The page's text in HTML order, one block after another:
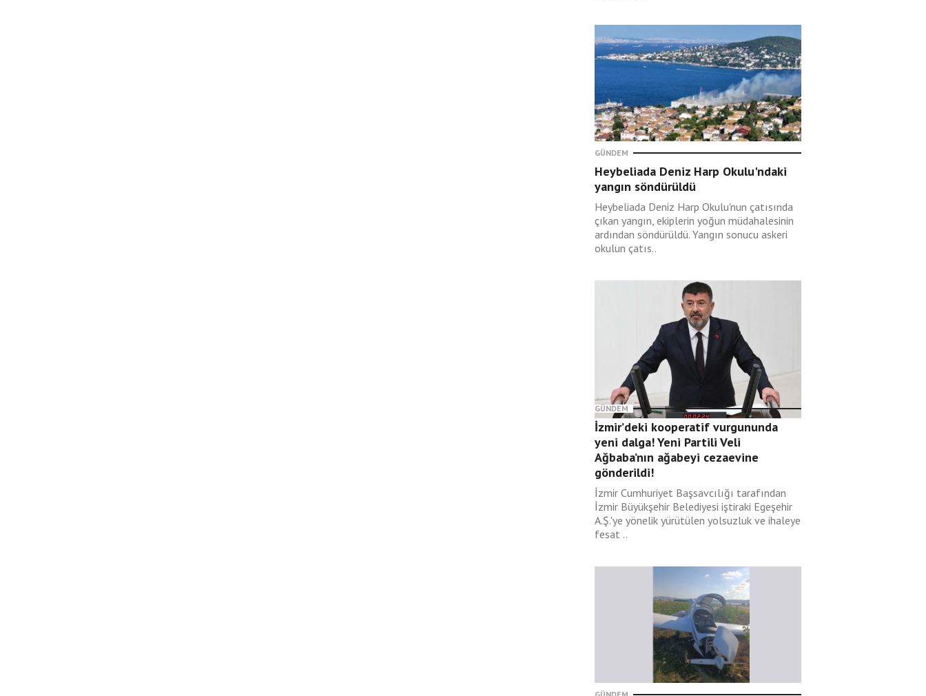
GÜNDEM
Heybeliada Deniz Harp Okulu'ndaki
yangın söndürüldü
Heybeliada Deniz Harp Okulu'nun çatısında
çıkan yangın, ekiplerin yoğun müdahalesinin
ardından söndürüldü. Yangın sonucu askeri
okulun çatıs..
GÜNDEM
İzmir’deki kooperatif vurgununda
yeni dalga! Yeni Partili Veli
Ağbaba’nın ağabeyi cezaevine
gönderildi!
İzmir Cumhuriyet Başsavcılığı tarafından
İzmir Büyükşehir Belediyesi iştiraki Egeşehir
A.Ş.'ye yönelik yürütülen yolsuzluk ve ihaleye
fesat ..